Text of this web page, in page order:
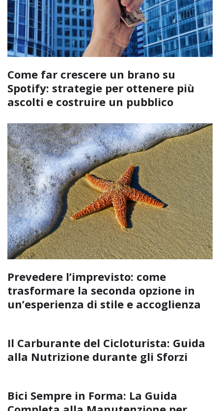
Come far crescere un brano su
Spotify: strategie per ottenere più
ascolti e costruire un pubblico
Prevedere l’imprevisto: come
trasformare la seconda opzione in
un’esperienza di stile e accoglienza
Il Carburante del Cicloturista: Guida
alla Nutrizione durante gli Sforzi
Bici Sempre in Forma: La Guida